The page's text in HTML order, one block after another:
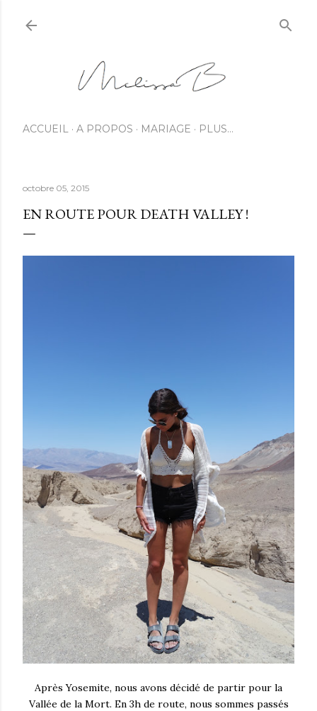
ACCUEIL A PROPOS MARIAGE PLUS…
octobre 05, 2015
EN ROUTE POUR DEATH VALLEY !
Après Yosemite, nous avons décidé de partir pour la
Vallée de la Mort. En 3h de route, nous sommes passés